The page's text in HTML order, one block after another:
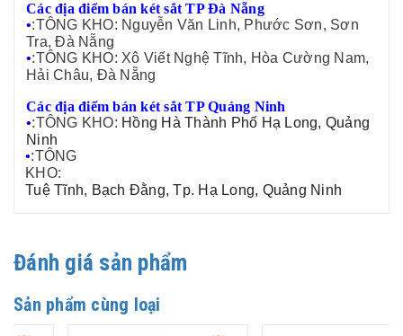
Các địa điểm bán két sắt TP Đà Nẵng
•:TÔNG KHO: Nguyễn Văn Linh, Phước Sơn, Sơn
Tra, Đà Nẵng
•:TÔNG KHO: Xô Viết Nghệ Tĩnh, Hòa Cường Nam,
Hải Châu, Đà Nẵng
Các địa điểm bán két sắt TP Quảng Ninh
•:TÔNG KHO: Hồng Hà Thành Phố Hạ Long, Quảng
Ninh
•:TÔNG
KHO:
Tuệ Tĩnh, Bạch Đằng, Tp. Hạ Long, Quảng Ninh
Đánh giá sản phẩm
Sản phẩm cùng loại